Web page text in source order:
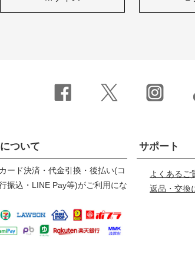
ついて
ード決済・代金引換・後払い(コ
振込・LINE Pay等)がご利用にな
サポート
よくあるご
返品・交換